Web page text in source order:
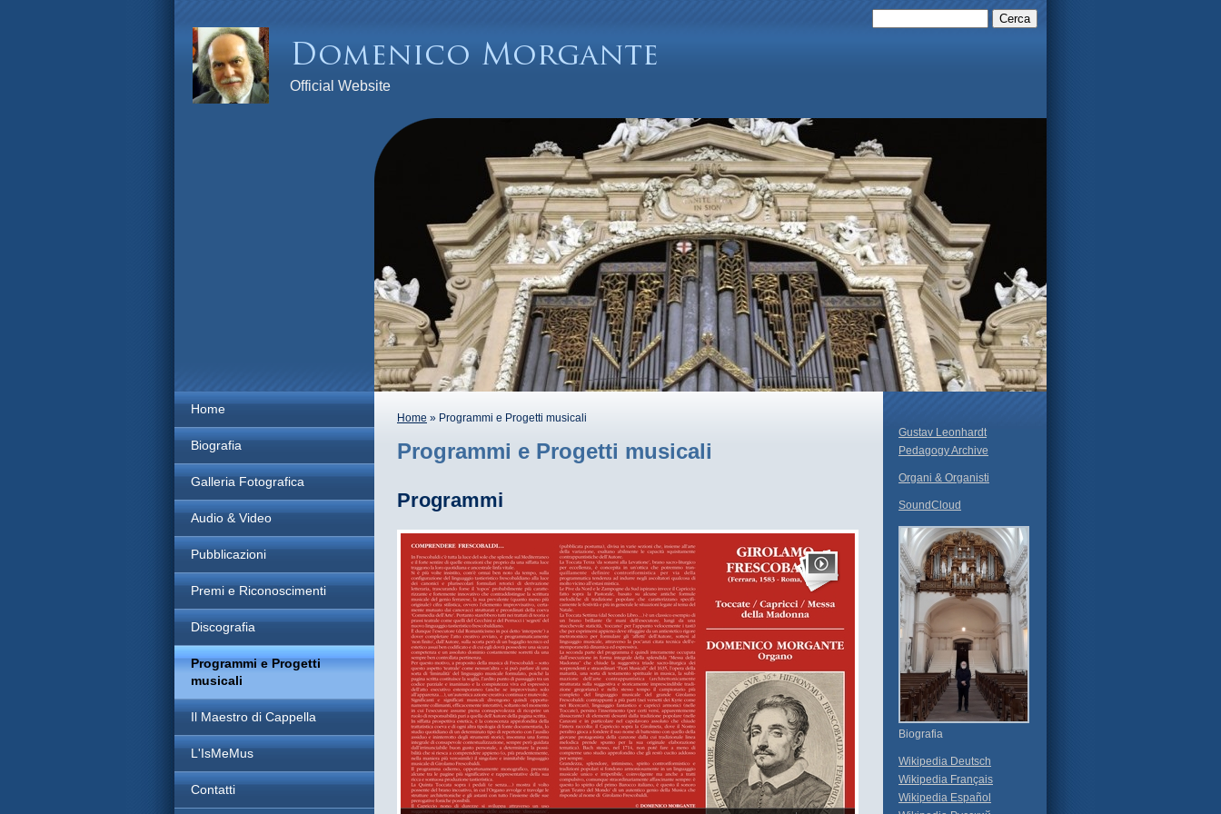
Official Website
Home
Biografia
Galleria Fotografica
Audio & Video
Pubblicazioni
Premi e Riconoscimenti
Discografia
Programmi e Progetti
musicali
Il Maestro di Cappella
L'IsMeMus
Contatti
Home » Programmi e Progetti musicali
Programmi e Progetti musicali
Programmi
Gustav Leonhardt
Pedagogy Archive
Organi & Organisti
SoundCloud
Biografia
Wikipedia Deutsch
Wikipedia Français
Wikipedia Español